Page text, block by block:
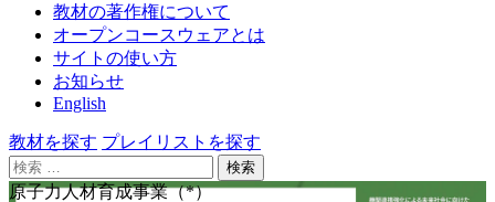
教材の著作権について
オープンコースウェアとは
サイトの使い方
お知らせ
English
教材を探す プレイリストを探す
検
索:
原子力人材育成事業（*）